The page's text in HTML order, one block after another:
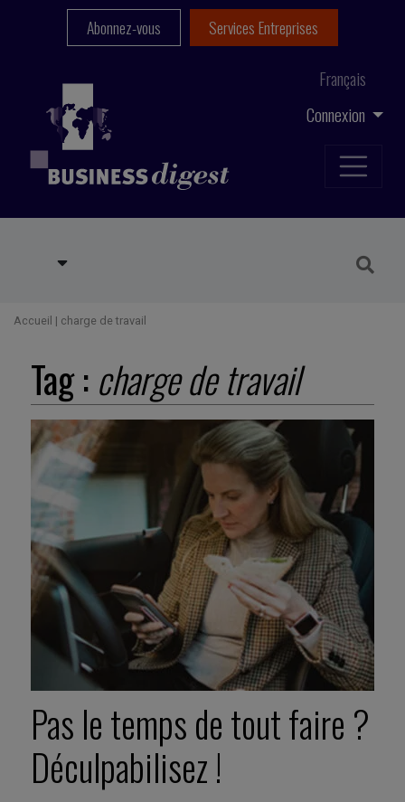
Connexion
Français
Abonnez-vous Services Entreprises
Accueil | charge de travail
Tag : charge de travail
Pas le temps de tout faire ?
Déculpabilisez !